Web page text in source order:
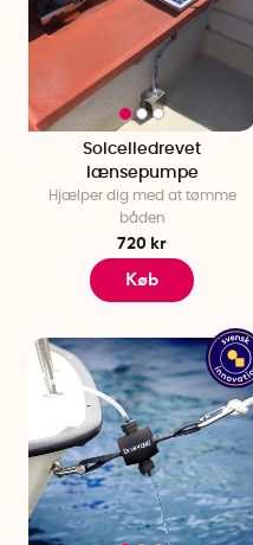
Solcelledrevet
lænsepumpe
Hjælper dig med at tømme
båden
720 kr
Køb